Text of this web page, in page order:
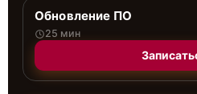
Обновление ПО
25 мин